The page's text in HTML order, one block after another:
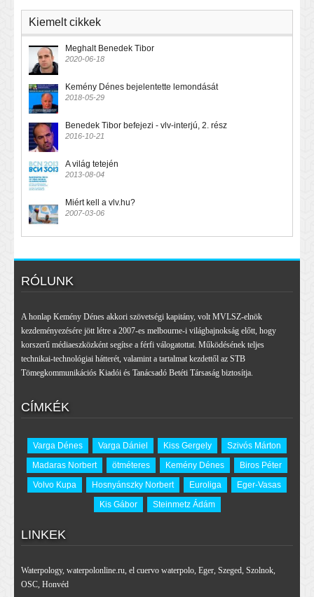
Kiemelt cikkek
Meghalt Benedek Tibor
2020-06-18
Kemény Dénes bejelentette lemondását
2018-05-29
Benedek Tibor befejezi - vlv-interjú, 2. rész
2016-10-21
A világ tetején
2013-08-04
Miért kell a vlv.hu?
2007-03-06
RÓLUNK
A honlap Kemény Dénes akkori szövetségi kapitány, volt MVLSZ-elnök
kezdeményezésére jött létre a 2007-es melbourne-i világbajnokság előtt, hogy
korszerű médiaeszközként segítse a férfi válogatottat. Működésének teljes
technikai-technológiai hátterét, valamint a tartalmat kezdettől az STB
Tömegkommunikációs Kiadói és Tanácsadó Betéti Társaság biztosítja.
CÍMKÉK
Varga Dénes Varga Dániel Kiss Gergely
Szivós Márton
Madaras Norbert
ötméteres Kemény Dénes
Biros Péter
Volvo Kupa
Hosnyánszky Norbert Euroliga
Eger-Vasas
Kis Gábor
Steinmetz Ádám
LINKEK
Waterpology, waterpolonline.ru, el cuervo waterpolo, Eger, Szeged, Szolnok,
OSC, Honvéd